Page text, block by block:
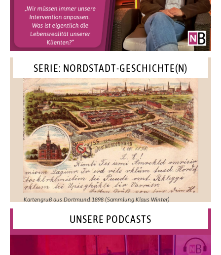
SERIE: NORDSTADT-GESCHICHTE(N)
Kartengruß aus Dortmund 1898 (Sammlung Klaus Winter)
UNSERE PODCASTS